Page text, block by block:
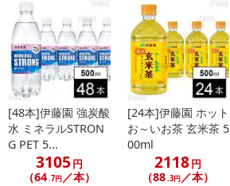
[48本]伊藤園 強炭酸
水 ミネラルSTRON
G PET 5...
3105 円
（64.7円／本）
[24本]伊藤園 ホット
お～いお茶 玄米茶 5
00ml
2118円
（88.3円／本）